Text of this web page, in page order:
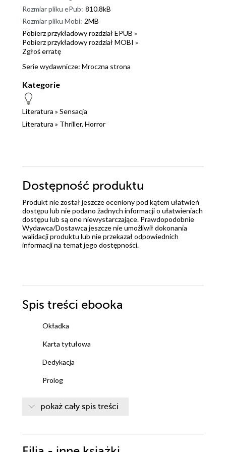
Rozmiar pliku ePub: 810.8kB
Rozmiar pliku Mobi: 2MB
Pobierz przykładowy rozdział EPUB »
Pobierz przykładowy rozdział MOBI »
Zgłoś erratę
Serie wydawnicze: Mroczna strona
Kategorie
Literatura » Sensacja
Literatura » Thriller, Horror
Dostępność produktu
Produkt nie został jeszcze oceniony pod kątem ułatwień
dostępu lub nie podano żadnych informacji o ułatwieniach
dostępu lub są one niewystarczające. Prawdopodobnie
Wydawca/Dostawca jeszcze nie umożliwił dokonania
walidacji produktu lub nie przekazał odpowiednich
informacji na temat jego dostępności.
Spis treści ebooka
Okładka
Karta tytułowa
Dedykacja
Prolog
Rozdział trzeci
pokaż cały spis treści